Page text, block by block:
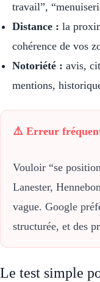
travail”,
Distance : la
cohérence de vos
Notoriété : avis,
mentions,
⚠️ Erreur
Vouloir “se
Lanester,
vague. Google
structurée, et des
Le test simple